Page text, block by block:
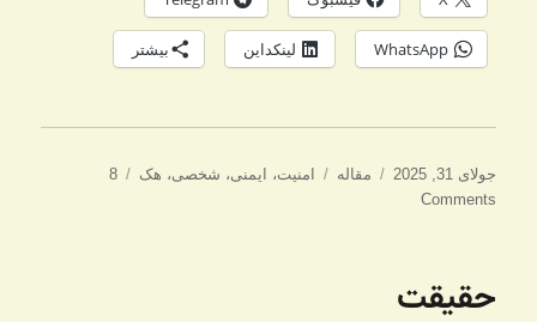
WhatsApp لینکداین بیشتر
ارسال
شده
جولای 31, 2025 دسته‌ها
مقاله برچسب‌ها
امنیت، ایمنی، شخصی، هک
8
Comments
حقیقت